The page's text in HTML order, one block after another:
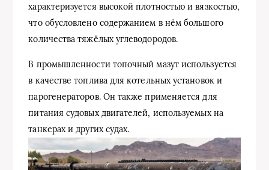
характеризуется высокой плотностью и вязкостью,
что обусловлено содержанием в нём большого
количества тяжёлых углеводородов.
В промышленности топочный мазут используется
в качестве топлива для котельных установок и
парогенераторов. Он также применяется для
питания судовых двигателей, используемых на
танкерах и других судах.